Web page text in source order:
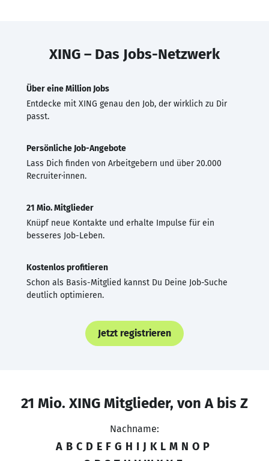
XING – Das Jobs-Netzwerk
Über eine Million Jobs
Entdecke mit XING genau den Job, der wirklich zu Dir
passt.
Persönliche Job-Angebote
Lass Dich finden von Arbeitgebern und über 20.000
Recruiter·innen.
21 Mio. Mitglieder
Knüpf neue Kontakte und erhalte Impulse für ein
besseres Job-Leben.
Kostenlos profitieren
Schon als Basis-Mitglied kannst Du Deine Job-Suche
deutlich optimieren.
Jetzt registrieren
21 Mio. XING Mitglieder, von A bis Z
Nachname:
A B C D E F G H I J K L M N O P